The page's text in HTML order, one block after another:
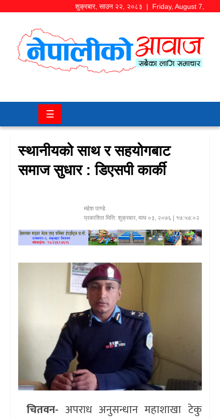
शुक्रबार, साउन २२, २०८३ | Friday, August 7,
समाज/
चितवन
मनोरञ्जन
खेलकुद
☰
स्थानीयको साथ र सहयोगबाट
समाज सुधार : डिएसपी कार्की
महेश पाण्डे
प्रकाशित मिति: शुक्रबार, माघ ०३, २०७६ | १७:५७:०२
चितवन- अपराध अनुसन्धान महाशाखा टेकु